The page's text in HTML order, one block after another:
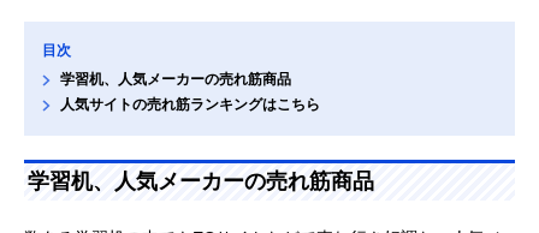
目次
学習机、人気メーカーの売れ筋商品
人気サイトの売れ筋ランキングはこちら
学習机、人気メーカーの売れ筋商品